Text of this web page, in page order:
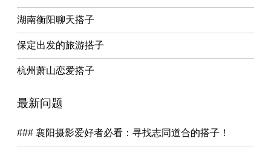
湖南衡阳聊天搭子
保定出发的旅游搭子
杭州萧山恋爱搭子
最新问题
### 襄阳摄影爱好者必看：寻找志同道合的搭子！